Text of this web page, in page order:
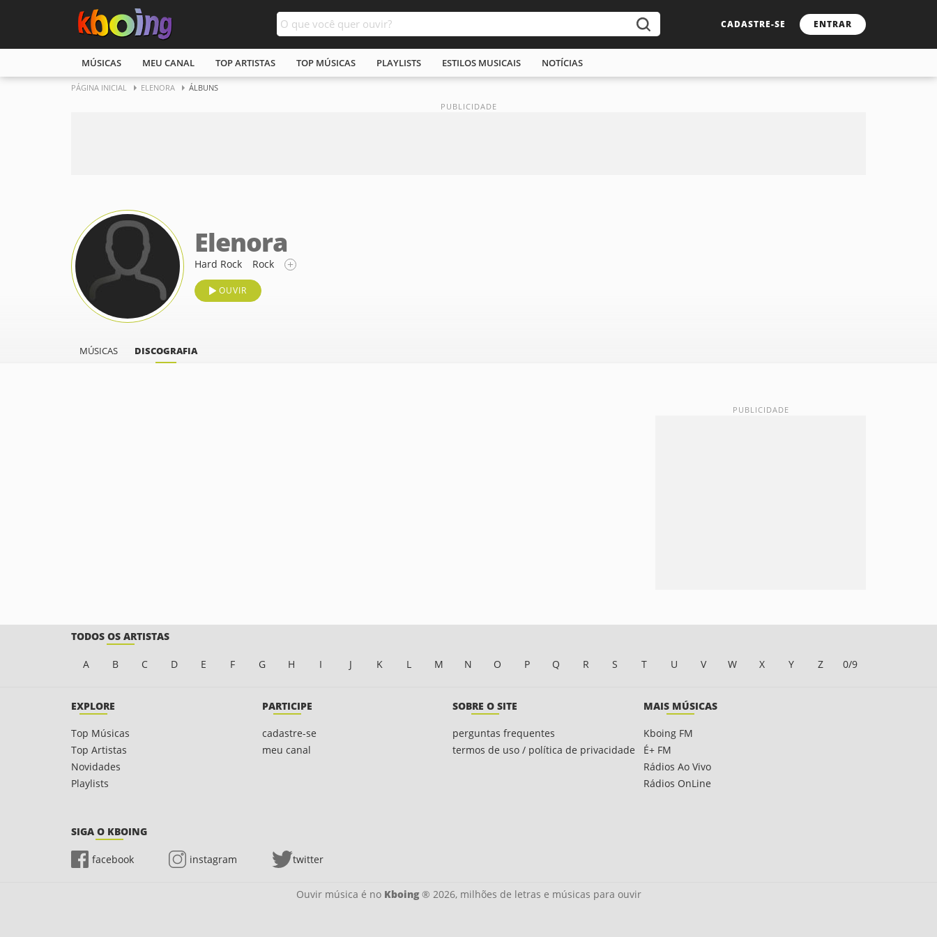
CADASTRE-SE ENTRAR
MÚSICAS MEU CANAL TOP ARTISTAS TOP MÚSICAS PLAYLISTS ESTILOS MUSICAIS NOTÍCIAS
PÁGINA INICIAL ELENORA ÁLBUNS
Elenora
Hard Rock Rock
OUVIR
MÚSICAS DISCOGRAFIA
TODOS OS ARTISTAS
A B C D E F G H I J K L M N O P Q R S T U V W X Y Z 0/9
EXPLORE
Top Músicas
Top Artistas
Novidades
Playlists
PARTICIPE
cadastre-se
meu canal
SOBRE O SITE
perguntas frequentes
termos de uso / política de privacidade
MAIS MÚSICAS
Kboing FM
É+ FM
Rádios Ao Vivo
Rádios OnLine
SIGA O KBOING
facebook instagram twitter
Ouvir música é no Kboing® 2026, milhões de letras e músicas para ouvir